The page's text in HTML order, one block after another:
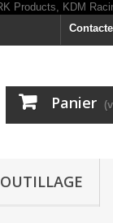
Panier
OUTILLAGE